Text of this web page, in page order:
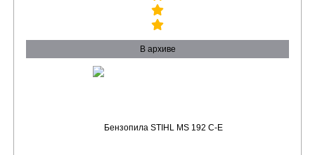
В архиве